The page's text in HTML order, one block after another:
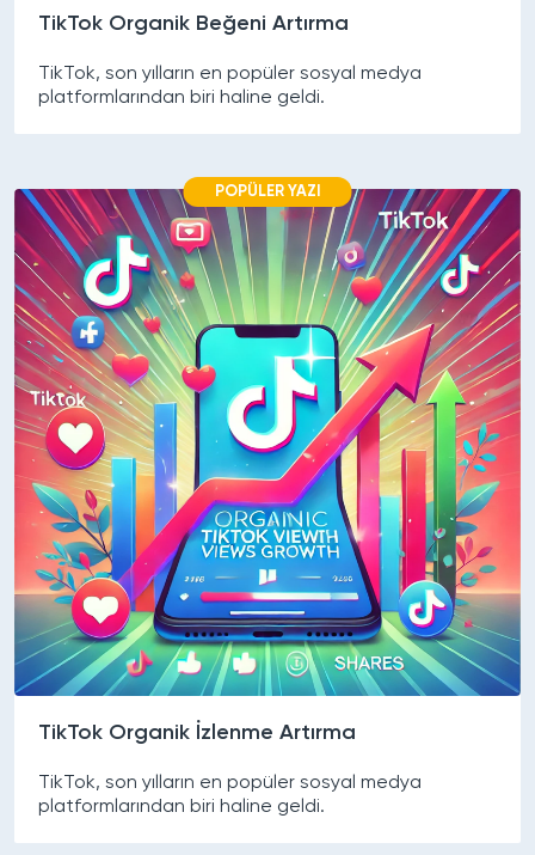
TikTok Organik Beğeni Artırma
TikTok, son yılların en popüler sosyal medya
platformlarından biri haline geldi.
POPÜLER YAZI
TikTok Organik İzlenme Artırma
TikTok, son yılların en popüler sosyal medya
platformlarından biri haline geldi.